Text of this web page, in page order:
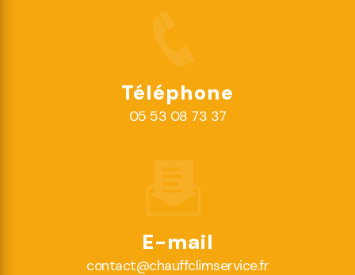
Téléphone
05 53 08 73 37
E-mail
contact@chauffclimservice.fr